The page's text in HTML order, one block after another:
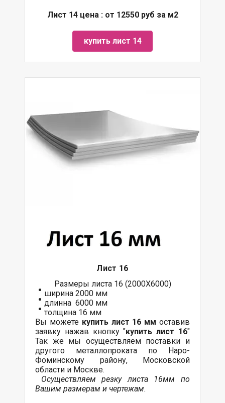
Лист 14 цена : от 12550 руб за м2
купить лист 14
Лист 16
Размеры листа 16 (2000Х6000)
ширина 2000 мм
длинна 6000 мм
толщина 16 мм
Вы можете купить лист 16 мм оставив
заявку нажав кнопку "купить лист 16"
Так же мы осуществляем поставки и
другого металлопроката по Наро-
Фоминскому району, Московской
области и Москве.
Осуществляем резку листа 16мм по
Вашим размерам и чертежам.